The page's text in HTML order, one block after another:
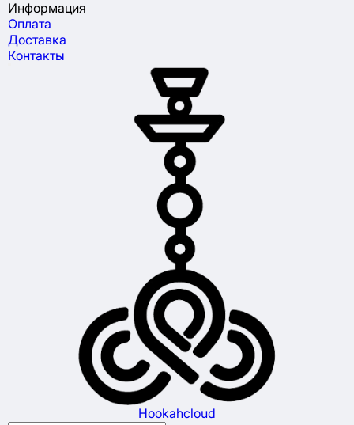
Информация
Оплата
Доставка
Контакты
Hookahcloud